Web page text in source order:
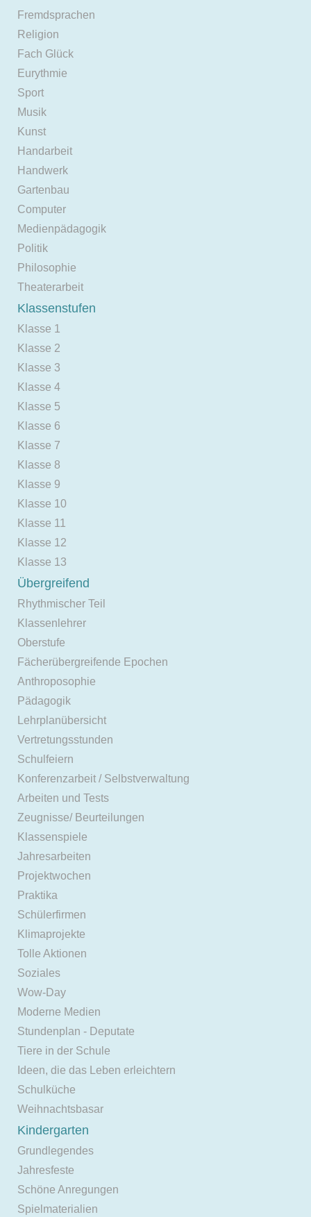
Fremdsprachen
Religion
Fach Glück
Eurythmie
Sport
Musik
Kunst
Handarbeit
Handwerk
Gartenbau
Computer
Medienpädagogik
Politik
Philosophie
Theaterarbeit
Klassenstufen
Klasse 1
Klasse 2
Klasse 3
Klasse 4
Klasse 5
Klasse 6
Klasse 7
Klasse 8
Klasse 9
Klasse 10
Klasse 11
Klasse 12
Klasse 13
Übergreifend
Rhythmischer Teil
Klassenlehrer
Oberstufe
Fächerübergreifende Epochen
Anthroposophie
Pädagogik
Lehrplanübersicht
Vertretungsstunden
Schulfeiern
Konferenzarbeit / Selbstverwaltung
Arbeiten und Tests
Zeugnisse/ Beurteilungen
Klassenspiele
Jahresarbeiten
Projektwochen
Praktika
Schülerfirmen
Klimaprojekte
Tolle Aktionen
Soziales
Wow-Day
Moderne Medien
Stundenplan - Deputate
Tiere in der Schule
Ideen, die das Leben erleichtern
Schulküche
Weihnachtsbasar
Kindergarten
Grundlegendes
Jahresfeste
Schöne Anregungen
Spielmaterialien